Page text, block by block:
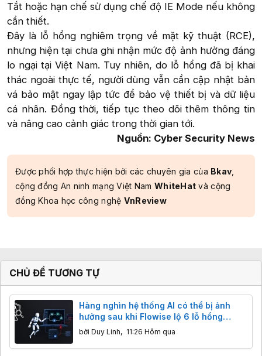
Tắt hoặc hạn chế sử dụng chế độ IE Mode nếu không
cần thiết.
Đây là lỗ hổng nghiêm trọng về mặt kỹ thuật (RCE),
nhưng hiện tại chưa ghi nhận mức độ ảnh hưởng đáng
lo ngại tại Việt Nam. Tuy nhiên, do lỗ hổng đã bị khai
thác ngoài thực tế, người dùng vẫn cần cập nhật bản
vá bảo mật ngay lập tức để bảo vệ thiết bị và dữ liệu
cá nhân. Đồng thời, tiếp tục theo dõi thêm thông tin
và nâng cao cảnh giác trong thời gian tới.​
Nguồn: Cyber Security News
Được phối hợp thực hiện bởi các chuyên gia của Bkav
cộng đồng An ninh mạng Việt Nam WhiteHat và cộng
đồng Khoa học công nghệ VnReview
CHỦ ĐỀ TƯƠNG TỰ
Hàng nghìn hệ thống AI có thể bị ảnh
hưởng sau khi Flowise lộ 6 lỗ hổng
nghiêm trọng
bởi Duy Linh, 11:26 Hôm qua